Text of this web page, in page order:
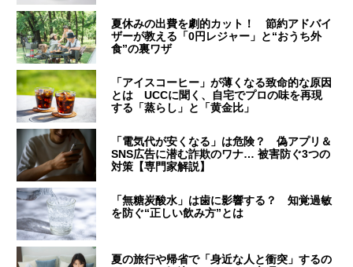
夏休みの出費を劇的カット！ 節約アドバイ
ザーが教える「0円レジャー」と“おうち外
食”の裏ワザ
「アイスコーヒー」が薄くなる致命的な原因
とは UCCに聞く、自宅でプロの味を再現
する「蒸らし」と「黄金比」
「電気代が安くなる」は危険？ 偽アプリ＆
SNS広告に潜む詐欺のワナ… 被害防ぐ3つの
対策【専門家解説】
「無糖炭酸水」は歯に影響する？ 知覚過敏
を防ぐ“正しい飲み方”とは
夏の旅行や帰省で「身近な人と衝突」するの